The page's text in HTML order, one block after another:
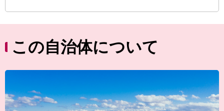
この自治体について